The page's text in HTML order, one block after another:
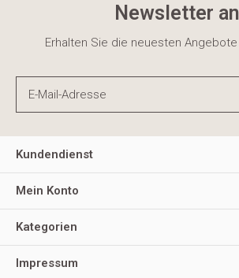
Newsletter an
Erhalten Sie die neuesten
Kundendienst
Mein Konto
Kategorien
Impressum